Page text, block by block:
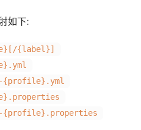
如下:
{label}]